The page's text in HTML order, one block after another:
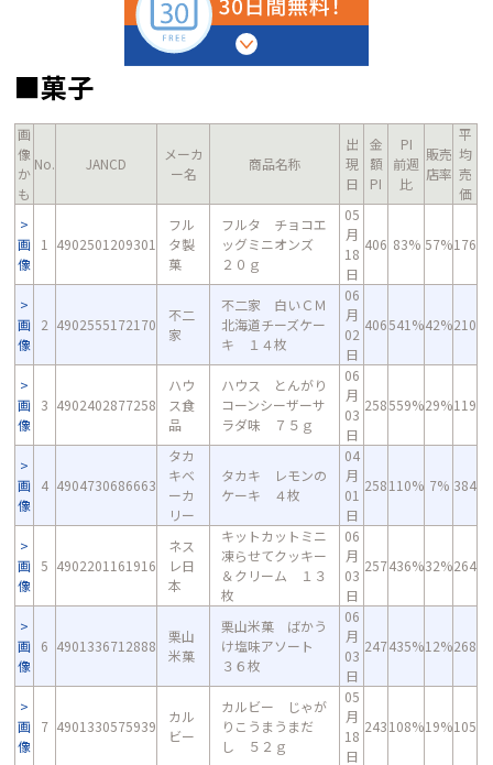
■菓子
画
像
か
も
No. JANCD
メーカ
ー名
商品名称
出
現
日
金
額
PI
PI
前週
比
販売
店率
平
均
売
価
画
像
1 4902501209301
フル
タ製
菓
フルタ チョコエ
ッグミニオンズ
２０ｇ
05
月
18
日
406 83% 57%176
画
像
2 4902555172170
不二
家
不二家 白いＣＭ
北海道チーズケー
キ １４枚
06
月
02
日
406541%42%210
画
像
3 4902402877258
ハウ
ス食
品
ハウス とんがり
コーンシーザーサ
ラダ味 ７５ｇ
06
月
03
日
258559%29%119
画
像
4 4904730686663
タカ
キベ
ーカ
リー
タカキ レモンの
ケーキ ４枚
04
月
01
日
258110% 7% 384
画
像
5 4902201161916
ネス
レ日
本
キットカットミニ
凍らせてクッキー
＆クリーム １３
枚
06
月
03
日
257436%32%264
画
像
6 4901336712888
栗山
米菓
栗山米菓 ばかう
け塩味アソート
３６枚
06
月
03
日
247435%12%268
画
像
7 4901330575939
カル
ビー
カルビー じゃが
りこうまうまだ
し ５２ｇ
05
月
18
日
243108%19%105